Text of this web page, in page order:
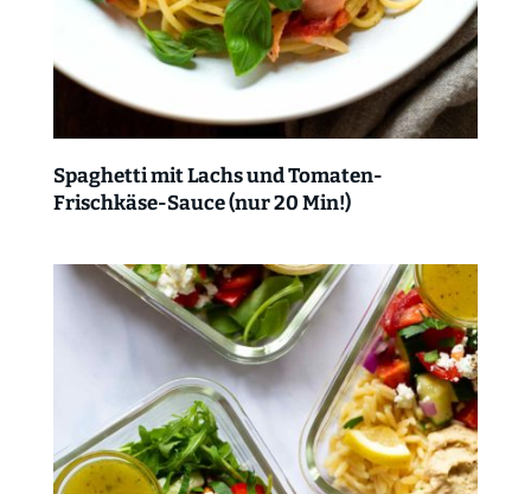
Spaghetti mit Lachs und Tomaten-
Frischkäse-Sauce (nur 20 Min!)